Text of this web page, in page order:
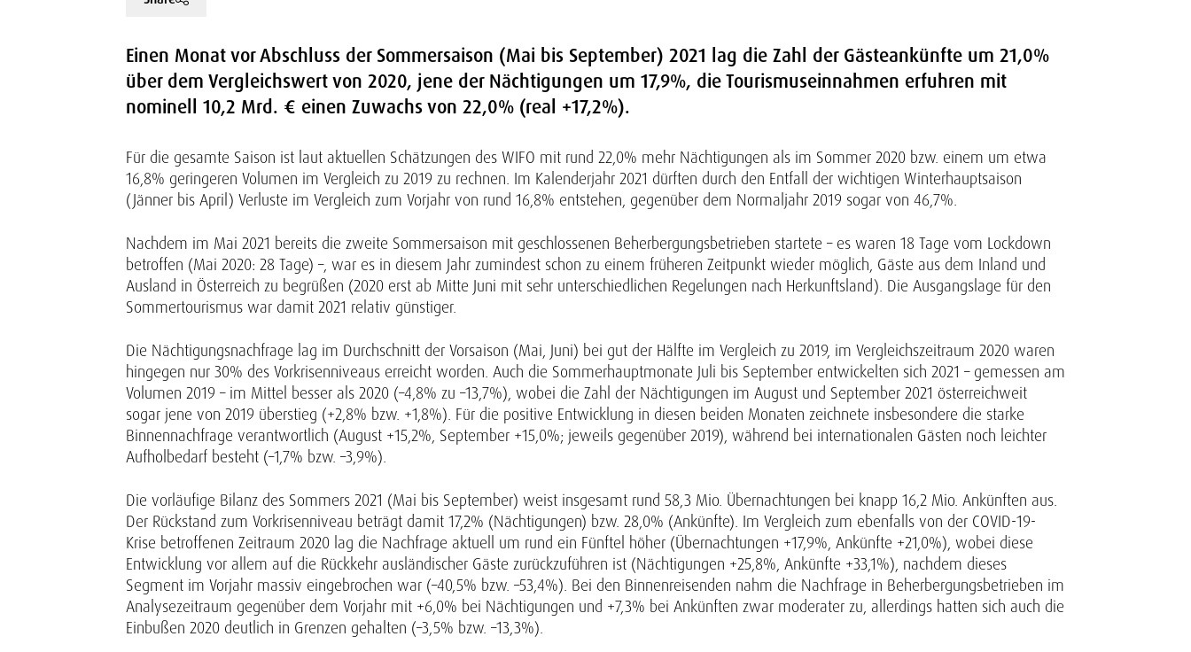
Einen Monat vor Abschluss der Sommersaison (Mai bis September) 2021 lag die Zahl der Gästeankünfte um 21,0%
über dem Vergleichswert von 2020, jene der Nächtigungen um 17,9%, die Tourismuseinnahmen erfuhren mit
nominell 10,2 Mrd. € einen Zuwachs von 22,0% (real +17,2%).
Für die gesamte Saison ist laut aktuellen Schätzungen des WIFO mit rund 22,0% mehr Nächtigungen als im Sommer 2020 bzw. einem um etwa
16,8% geringeren Volumen im Vergleich zu 2019 zu rechnen. Im Kalenderjahr 2021 dürften durch den Entfall der wichtigen Winterhauptsaison
(Jänner bis April) Verluste im Vergleich zum Vorjahr von rund 16,8% entstehen, gegenüber dem Normaljahr 2019 sogar von 46,7%.
Nachdem im Mai 2021 bereits die zweite Sommersaison mit geschlossenen Beherbergungsbetrieben startete – es waren 18 Tage vom Lockdown
betroffen (Mai 2020: 28 Tage) –, war es in diesem Jahr zumindest schon zu einem früheren Zeitpunkt wieder möglich, Gäste aus dem Inland und
Ausland in Österreich zu begrüßen (2020 erst ab Mitte Juni mit sehr unterschiedlichen Regelungen nach Herkunftsland). Die Ausgangslage für den
Sommertourismus war damit 2021 relativ günstiger.
Die Nächtigungsnachfrage lag im Durchschnitt der Vorsaison (Mai, Juni) bei gut der Hälfte im Vergleich zu 2019, im Vergleichszeitraum 2020 waren
hingegen nur 30% des Vorkrisenniveaus erreicht worden. Auch die Sommerhauptmonate Juli bis September entwickelten sich 2021 – gemessen am
Volumen 2019 – im Mittel besser als 2020 (–4,8% zu –13,7%), wobei die Zahl der Nächtigungen im August und September 2021 österreichweit
sogar jene von 2019 überstieg (+2,8% bzw. +1,8%). Für die positive Entwicklung in diesen beiden Monaten zeichnete insbesondere die starke
Binnennachfrage verantwortlich (August +15,2%, September +15,0%; jeweils gegenüber 2019), während bei internationalen Gästen noch leichter
Aufholbedarf besteht (–1,7% bzw. –3,9%).
Die vorläufige Bilanz des Sommers 2021 (Mai bis September) weist insgesamt rund 58,3 Mio. Übernachtungen bei knapp 16,2 Mio. Ankünften aus.
Der Rückstand zum Vorkrisenniveau beträgt damit 17,2% (Nächtigungen) bzw. 28,0% (Ankünfte). Im Vergleich zum ebenfalls von der COVID-19-
Krise betroffenen Zeitraum 2020 lag die Nachfrage aktuell um rund ein Fünftel höher (Übernachtungen +17,9%, Ankünfte +21,0%), wobei diese
Entwicklung vor allem auf die Rückkehr ausländischer Gäste zurückzuführen ist (Nächtigungen +25,8%, Ankünfte +33,1%), nachdem dieses
Segment im Vorjahr massiv eingebrochen war (–40,5% bzw. –53,4%). Bei den Binnenreisenden nahm die Nachfrage in Beherbergungsbetrieben im
Analysezeitraum gegenüber dem Vorjahr mit +6,0% bei Nächtigungen und +7,3% bei Ankünften zwar moderater zu, allerdings hatten sich auch die
Einbußen 2020 deutlich in Grenzen gehalten (–3,5% bzw. –13,3%).